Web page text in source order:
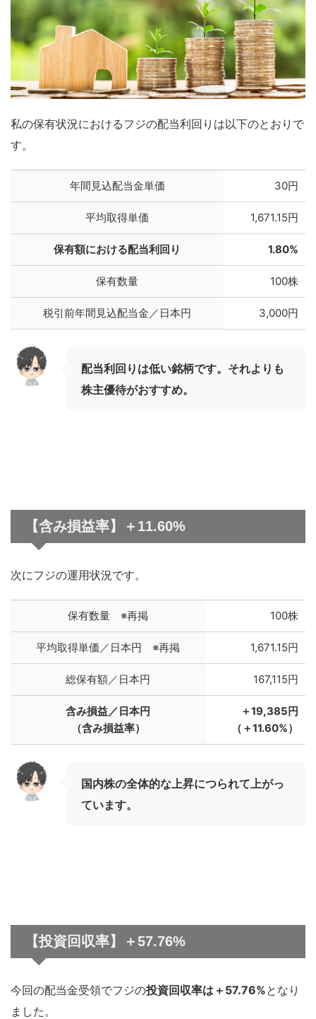
私の保有状況におけるフジの配当利回りは以下のとおりで
す。
年間見込配当金単価 30円
平均取得単価 1,671.15円
保有額における配当利回り 1.80%
保有数量 100株
税引前年間見込配当金／日本円 3,000円
配当利回りは低い銘柄です。それよりも
株主優待がおすすめ。
【含み損益率】＋11.60%
次にフジの運用状況です。
保有数量 ※再掲 100株
平均取得単価／日本円 ※再掲 1,671.15円
総保有額／日本円 167,115円
含み損益／日本円
（含み損益率）
＋19,385円
（＋11.60%）
国内株の全体的な上昇につられて上がっ
ています。
【投資回収率】＋57.76%
今回の配当金受領でフジの投資回収率は＋57.76%となり
ました。